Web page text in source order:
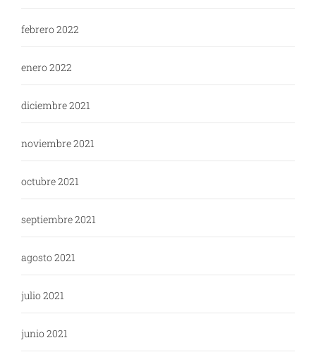
febrero 2022
enero 2022
diciembre 2021
noviembre 2021
octubre 2021
septiembre 2021
agosto 2021
julio 2021
junio 2021